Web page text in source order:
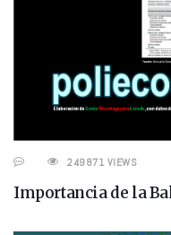
249871 VIEWS
Importancia de la